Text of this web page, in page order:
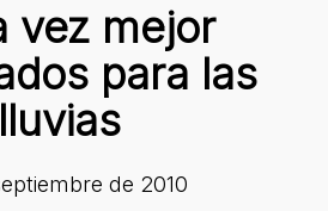
vez mejor
para las
lluvias
de 2010